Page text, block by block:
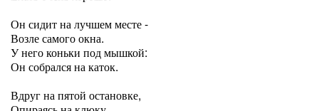
Он сидит на лучшем месте -
Возле самого окна.
У него коньки под мышкой:
Он собрался на каток.
Вдруг на пятой остановке,